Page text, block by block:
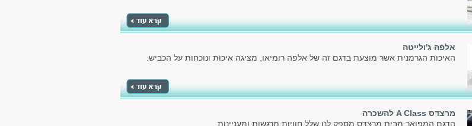
אלפה ג'ולייטה
האיכות הגרמנית אשר מוצעת בדגם זה של אלפה רומיאו, מציגה איכות ונוכחות על הכביש.
מרצדס A Class להשכרה
הדגם המפואר מבית מרצדס מספק לנו שלל חוויות מרגשות ומעניינות.